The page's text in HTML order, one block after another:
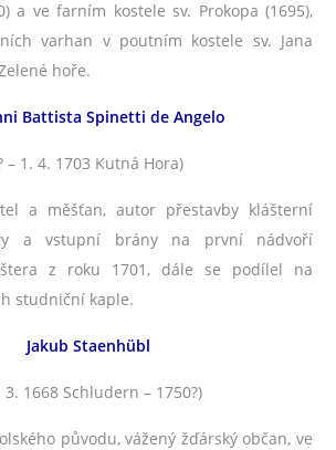
a ve farním kostele sv. Prokopa (1695),
varhan v poutním kostele sv. Jana
hoře.
Battista Spinetti de Angelo
– 1. 4. 1703 Kutná Hora)
a měšťan, autor přestavby klášterní
a vstupní brány na první nádvoří
z roku 1701, dále se podílel na
studniční kaple.
Jakub Staenhübl
3. 1668 Schludern – 1750?)
původu, vážený žďárský občan, ve